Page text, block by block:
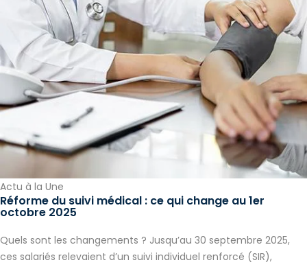
Actu à la Une
Réforme du suivi médical : ce qui change au 1er
octobre 2025
Quels sont les changements ? Jusqu’au 30 septembre 2025,
ces salariés relevaient d’un suivi individuel renforcé (SIR),